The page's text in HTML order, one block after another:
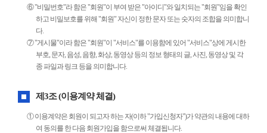
⑥ "비밀번호"라 함은 "회원"이 부여 받은 "아이디"와 일치되는 "회원"임을 확인
하고 비밀보호를 위해 "회원" 자신이 정한 문자 또는 숫자의 조합을 의미합니
다.
⑦ "게시물"이라 함은 "회원"이 "서비스"를 이용함에 있어 "서비스"상에 게시한
부호, 문자, 음성, 음향, 화상, 동영상 등의 정보 형태의 글, 사진, 동영상 및 각
종 파일과 링크 등을 의미합니다.
제3조 (이용계약 체결)
① 이용계약은 회원이 되고자 하는 자(이하 "가입신청자")가 약관의 내용에 대하
여 동의를 한 다음 회원가입을 함으로써 체결됩니다.